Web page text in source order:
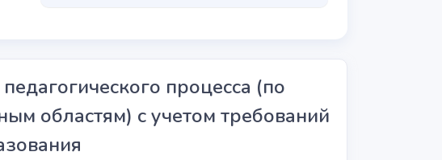
работа и социально-культурная деятельно
подготовка учителей
процесса (по
областям) с учетом требований